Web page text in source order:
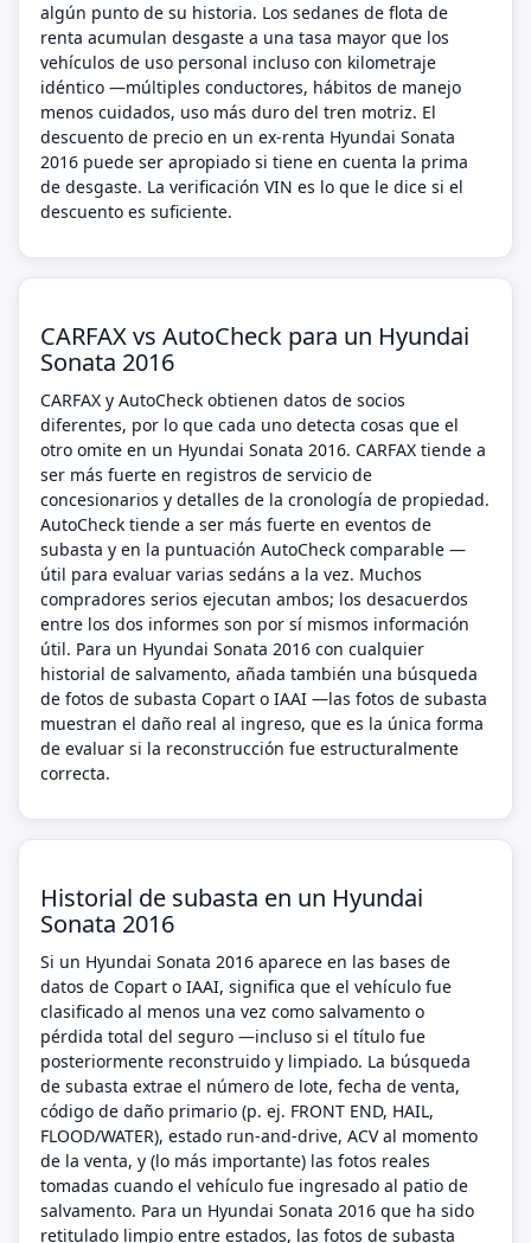
algún punto de su historia. Los sedanes de flota de
renta acumulan desgaste a una tasa mayor que los
vehículos de uso personal incluso con kilometraje
idéntico —múltiples conductores, hábitos de manejo
menos cuidados, uso más duro del tren motriz. El
descuento de precio en un ex-renta Hyundai Sonata
2016 puede ser apropiado si tiene en cuenta la prima
de desgaste. La verificación VIN es lo que le dice si el
descuento es suficiente.
CARFAX vs AutoCheck para un Hyundai
Sonata 2016
CARFAX y AutoCheck obtienen datos de socios
diferentes, por lo que cada uno detecta cosas que el
otro omite en un Hyundai Sonata 2016. CARFAX tiende a
ser más fuerte en registros de servicio de
concesionarios y detalles de la cronología de propiedad.
AutoCheck tiende a ser más fuerte en eventos de
subasta y en la puntuación AutoCheck comparable —
útil para evaluar varias sedáns a la vez. Muchos
compradores serios ejecutan ambos; los desacuerdos
entre los dos informes son por sí mismos información
útil. Para un Hyundai Sonata 2016 con cualquier
historial de salvamento, añada también una búsqueda
de fotos de subasta Copart o IAAI —las fotos de subasta
muestran el daño real al ingreso, que es la única forma
de evaluar si la reconstrucción fue estructuralmente
correcta.
Historial de subasta en un Hyundai
Sonata 2016
Si un Hyundai Sonata 2016 aparece en las bases de
datos de Copart o IAAI, significa que el vehículo fue
clasificado al menos una vez como salvamento o
pérdida total del seguro —incluso si el título fue
posteriormente reconstruido y limpiado. La búsqueda
de subasta extrae el número de lote, fecha de venta,
código de daño primario (p. ej. FRONT END, HAIL,
FLOOD/WATER), estado run-and-drive, ACV al momento
de la venta, y (lo más importante) las fotos reales
tomadas cuando el vehículo fue ingresado al patio de
salvamento. Para un Hyundai Sonata 2016 que ha sido
retitulado limpio entre estados, las fotos de subasta